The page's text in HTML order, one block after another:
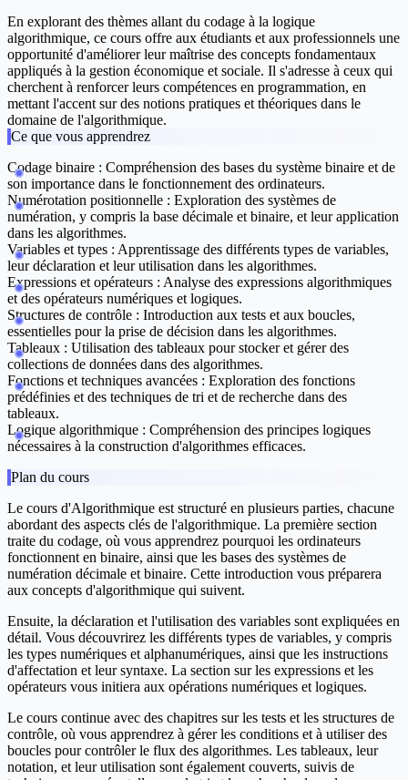
En explorant des thèmes allant du codage à la logique
algorithmique, ce cours offre aux étudiants et aux professionnels une
opportunité d'améliorer leur maîtrise des concepts fondamentaux
appliqués à la gestion économique et sociale. Il s'adresse à ceux qui
cherchent à renforcer leurs compétences en programmation, en
mettant l'accent sur des notions pratiques et théoriques dans le
domaine de l'algorithmique.
Ce que vous apprendrez
Codage binaire : Compréhension des bases du système binaire et de
son importance dans le fonctionnement des ordinateurs.
Numérotation positionnelle : Exploration des systèmes de
numération, y compris la base décimale et binaire, et leur application
dans les algorithmes.
Variables et types : Apprentissage des différents types de variables,
leur déclaration et leur utilisation dans les algorithmes.
Expressions et opérateurs : Analyse des expressions algorithmiques
et des opérateurs numériques et logiques.
Structures de contrôle : Introduction aux tests et aux boucles,
essentielles pour la prise de décision dans les algorithmes.
Tableaux : Utilisation des tableaux pour stocker et gérer des
collections de données dans des algorithmes.
Fonctions et techniques avancées : Exploration des fonctions
prédéfinies et des techniques de tri et de recherche dans des
tableaux.
Logique algorithmique : Compréhension des principes logiques
nécessaires à la construction d'algorithmes efficaces.
Plan du cours
Le cours d'Algorithmique est structuré en plusieurs parties, chacune
abordant des aspects clés de l'algorithmique. La première section
traite du codage, où vous apprendrez pourquoi les ordinateurs
fonctionnent en binaire, ainsi que les bases des systèmes de
numération décimale et binaire. Cette introduction vous préparera
aux concepts d'algorithmique qui suivent.
Ensuite, la déclaration et l'utilisation des variables sont expliquées en
détail. Vous découvrirez les différents types de variables, y compris
les types numériques et alphanumériques, ainsi que les instructions
d'affectation et leur syntaxe. La section sur les expressions et les
opérateurs vous initiera aux opérations numériques et logiques.
Le cours continue avec des chapitres sur les tests et les structures de
contrôle, où vous apprendrez à gérer les conditions et à utiliser des
boucles pour contrôler le flux des algorithmes. Les tableaux, leur
notation, et leur utilisation sont également couverts, suivis de